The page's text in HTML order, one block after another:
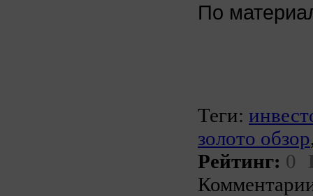
По
Теги:
золото обзор
Рейтинг: 0